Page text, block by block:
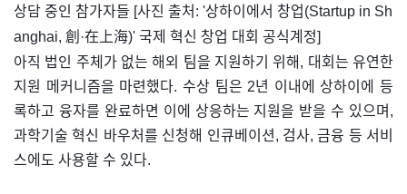
​상담 중인 참가자들 [사진 출처: '상하이에서 창업(Startup in Sh
anghai, 創·在上海)' 국제 혁신 창업 대회 공식계정]
아직 법인 주체가 없는 해외 팀을 지원하기 위해, 대회는 유연한
지원 메커니즘을 마련했다. 수상 팀은 2년 이내에 상하이에 등
록하고 융자를 완료하면 이에 상응하는 지원을 받을 수 있으며,
과학기술 혁신 바우처를 신청해 인큐베이션, 검사, 금융 등 서비
스에도 사용할 수 있다.